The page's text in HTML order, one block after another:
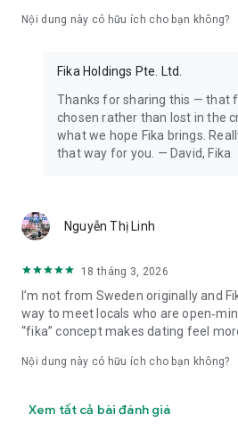
Nội dung này có hữu ích cho bạn không?
Fika Holdings Pte. Ltd.
Thanks for sharing this — that
chosen rather than lost in the
what we hope Fika brings.
that way for you. — David, Fika
Nguyễn Thị Linh
18 tháng 3, 2026
I’m not from Sweden originally and
way to meet locals who are
“fika” concept makes dating feel
Nội dung này có hữu ích cho bạn không?
Xem tất cả bài đánh giá